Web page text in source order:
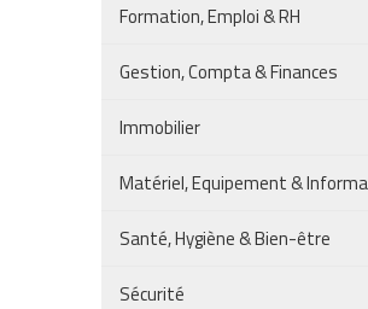
Formation, Emploi & RH
Gestion, Compta & Finances
Immobilier
Matériel, Equipement &
Santé, Hygiène & Bien-être
Sécurité